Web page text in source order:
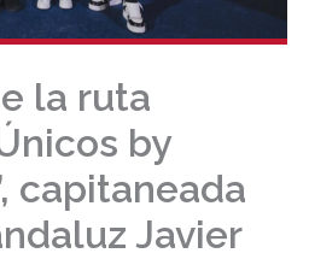
la ruta
by
capitaneada
Javier